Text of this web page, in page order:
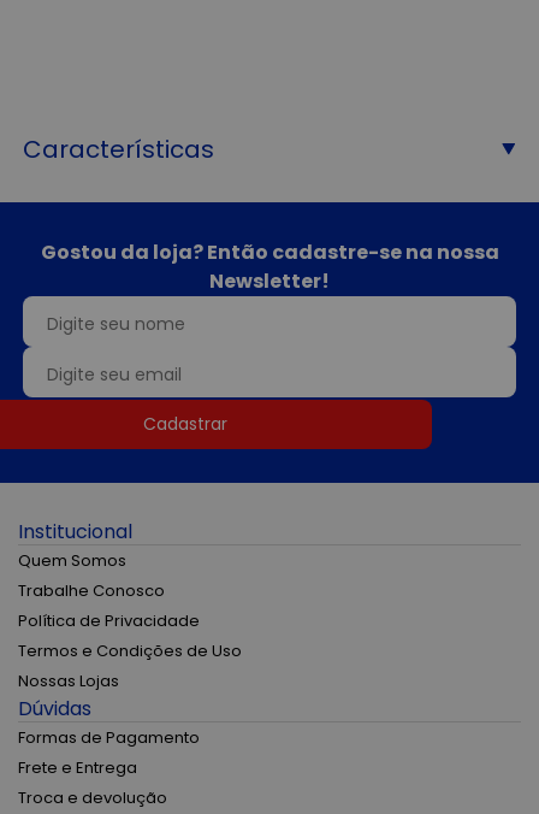
Características
Gostou da loja? Então cadastre-se na nossa
Newsletter!
Cadastrar
Institucional
Quem Somos
Trabalhe Conosco
Política de Privacidade
Termos e Condições de Uso
Nossas Lojas
Dúvidas
Formas de Pagamento
Frete e Entrega
Troca e devolução